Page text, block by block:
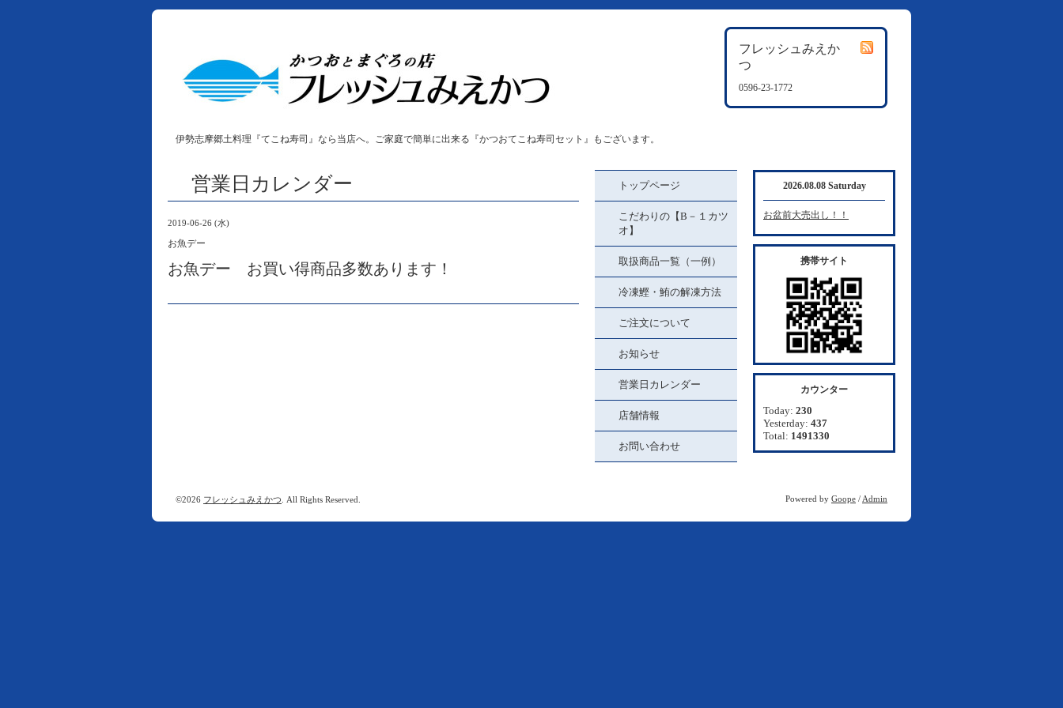
フレッシュみえか
つ
0596-23-1772
伊勢志摩郷土料理『てこね寿司』なら当店へ。ご家庭で簡単に出来る『かつおてこね寿司セット』もございます。
営業日カレンダー
2019-06-26 (水)
お魚デー
お魚デー お買い得商品多数あります！
トップページ
こだわりの【B－１カツ
オ】
取扱商品一覧（一例）
冷凍鰹・鮪の解凍方法
ご注文について
お知らせ
営業日カレンダー
店舗情報
お問い合わせ
2026.08.08 Saturday
お盆前大売出し！！
携帯サイト
カウンター
Today: 230
Yesterday: 437
Total: 1491330
©2026 フレッシュみえかつ . All Rights Reserved. Powered by Goope / Admin